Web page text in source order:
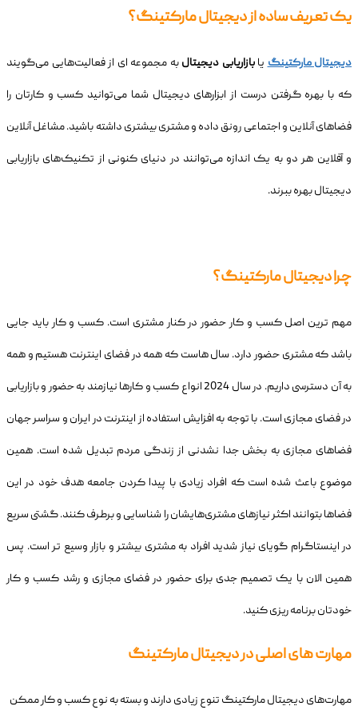
یک تعریف ساده از دیجیتال مارکتینگ؟
دیجیتال مارکتینگیابازاریابی دیجیتال به مجموعه ای از فعالیت‌هایی می‌گویند
که با بهره گرفتن درست از ابزارهای دیجیتال شما می‌توانید کسب و کارتان را
فضاهای آنلاین و اجتماعی رونق داده و مشتری بیشتری داشته باشید. مشاغل آنلاین
و آفلاین هر دو به یک اندازه می‌توانند در دنیای کنونی از تکنیک‌های بازاریابی
دیجیتال بهره ببرند.
چرا دیجیتال مارکتینگ؟
مهم ترین اصل کسب و کار حضور در کنار مشتری است. کسب و کار باید جایی
باشد که مشتری حضور دارد. سال هاست که همه در فضای اینترنت هستیم و همه
به آن دسترسی داریم. در سال 2024 انواع کسب و کارها نیازمند به حضور و بازاریابی
در فضای مجازی است. با توجه به افزایش استفاده از اینترنت در ایران و سراسر جهان
فضاهای مجازی به بخش جدا نشدنی از زندگی مردم تبدیل شده است. همین
موضوع باعث شده است که افراد زیادی با پیدا کردن جامعه هدف خود در این
فضاها بتوانند اکثر نیازهای مشتری‌هایشان را شناسایی و برطرف کنند. گشتی سریع
در اینستاگرام گویای نیاز شدید افراد به مشتری بیشتر و بازار وسیع تر است. پس
همین الان با یک تصمیم جدی برای حضور در فضای مجازی و رشد کسب و کار
خودتان برنامه ریزی کنید.
مهارت های اصلی در دیجیتال مارکتینگ
مهارت‌های دیجیتال مارکتینگ تنوع زیادی دارند و بسته به نوع کسب و کار ممکن